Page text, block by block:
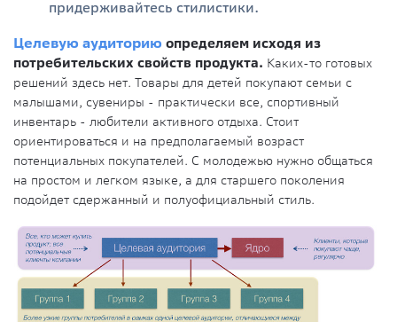
придерживайтесь стилистики.
Целевую аудиторию определяем исходя из
потребительских свойств продукта. Каких-то готовых
решений здесь нет. Товары для детей покупают семьи с
малышами, сувениры - практически все, спортивный
инвентарь - любители активного отдыха. Стоит
ориентироваться и на предполагаемый возраст
потенциальных покупателей. С молодежью нужно общаться
на простом и легком языке, а для старшего поколения
подойдет сдержанный и полуофициальный стиль.